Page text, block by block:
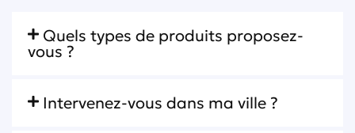
Quels types de produits proposez-
vous ?
Intervenez-vous dans ma ville ?